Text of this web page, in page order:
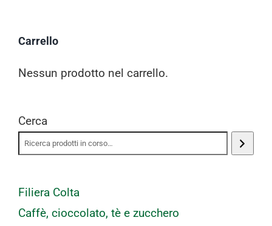
Carrello
Nessun prodotto nel carrello.
Cerca
Filiera Colta
Caffè, cioccolato, tè e zucchero